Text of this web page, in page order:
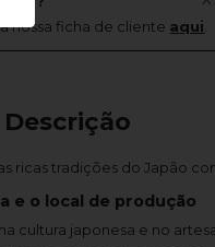
nossa ficha de cliente aqui
Descrição
ricas tradições do Japão
e o local de produção
cultura japonesa e no